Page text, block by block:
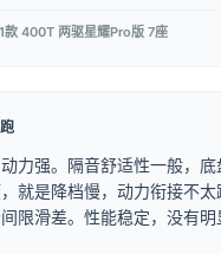
款 400T 两驱星耀Pro版 7座
力强。隔音舒适性一般，
就是降档慢，动力衔接不
限滑差。性能稳定，没有